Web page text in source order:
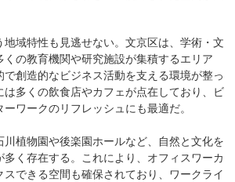
地域特性も見逃せない。文京区は、学術・文
の教育機関や研究施設が集積するエリア
で創造的なビジネス活動を支える環境が整っ
は多くの飲食店やカフェが点在しており、ビ
ワークのリフレッシュにも最適だ。
川植物園や後楽園ホールなど、自然と文化を
く存在する。これにより、オフィスワーカ
スできる空間も確保されており、ワークライ